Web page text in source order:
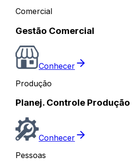
Comercial
Gestão Comercial
Conhecer
Produção
Planej. Controle Produção
Conhecer
Pessoas